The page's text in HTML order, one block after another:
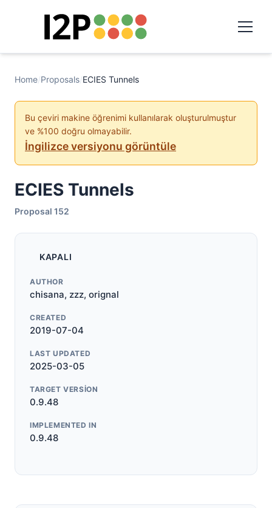
Home/Proposals/ECIES Tunnels
Bu çeviri makine öğrenimi kullanılarak oluşturulmuştur
ve %100 doğru olmayabilir.
İngilizce versiyonu görüntüle
ECIES Tunnels
Proposal 152
KAPALI
AUTHOR
chisana, zzz, orignal
CREATED
2019-07-04
LAST UPDATED
2025-03-05
TARGET VERSION
0.9.48
IMPLEMENTED IN
0.9.48